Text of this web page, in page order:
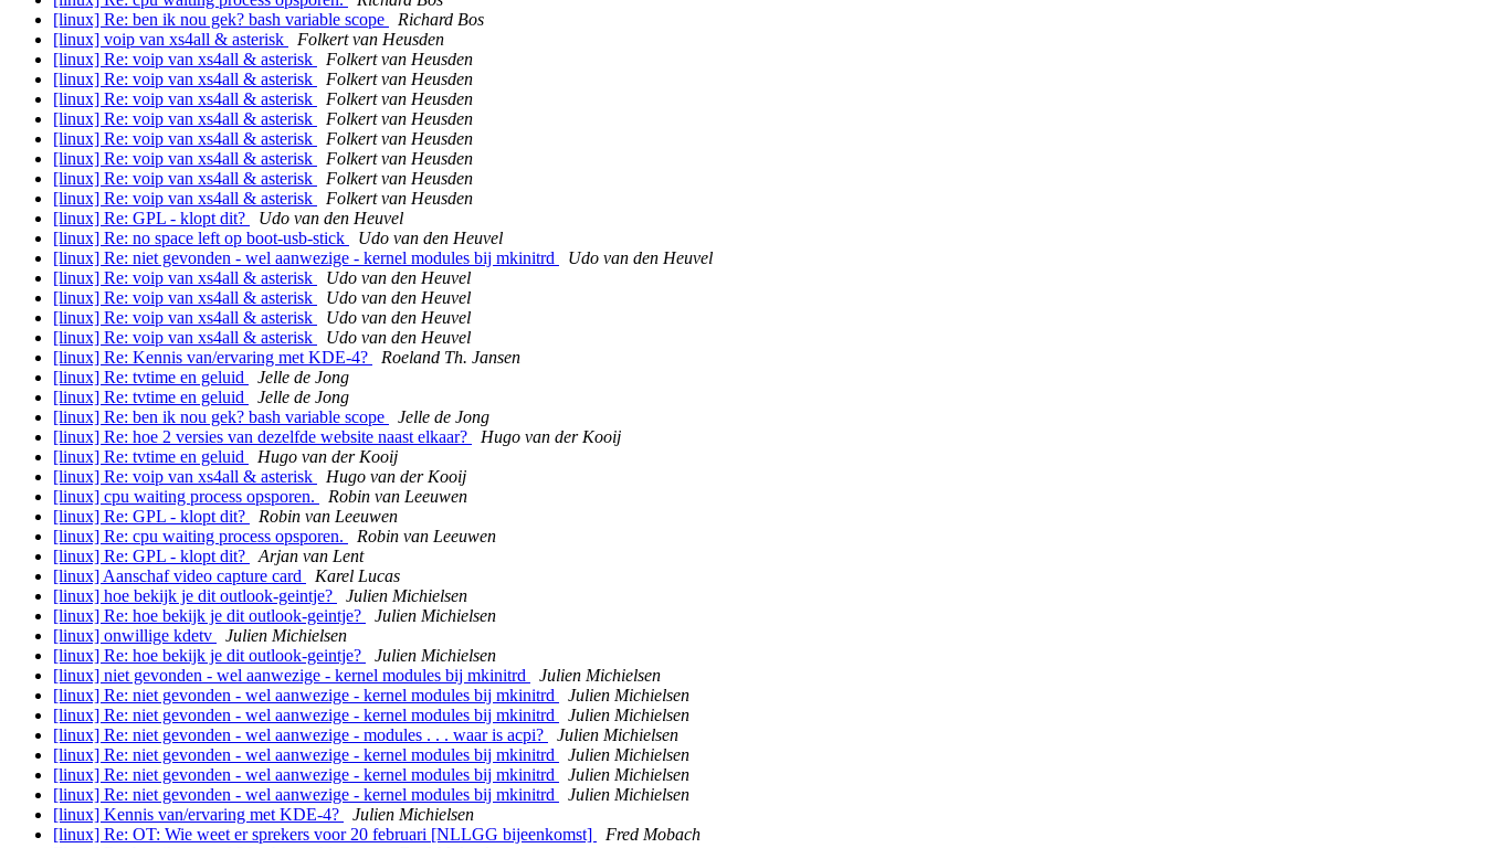
[linux] Re: ben ik nou gek? bash variable scope
Richard Bos
[linux] voip van xs4all & asterisk
Folkert van Heusden
[linux] Re: voip van xs4all & asterisk
Folkert van Heusden
[linux] Re: voip van xs4all & asterisk
Folkert van Heusden
[linux] Re: voip van xs4all & asterisk
Folkert van Heusden
[linux] Re: voip van xs4all & asterisk
Folkert van Heusden
[linux] Re: voip van xs4all & asterisk
Folkert van Heusden
[linux] Re: voip van xs4all & asterisk
Folkert van Heusden
[linux] Re: voip van xs4all & asterisk
Folkert van Heusden
[linux] Re: voip van xs4all & asterisk
Folkert van Heusden
[linux] Re: GPL - klopt dit?
Udo van den Heuvel
[linux] Re: no space left op boot-usb-stick
Udo van den Heuvel
[linux] Re: niet gevonden - wel aanwezige - kernel modules bij mkinitrd
Udo van den Heuvel
[linux] Re: voip van xs4all & asterisk
Udo van den Heuvel
[linux] Re: voip van xs4all & asterisk
Udo van den Heuvel
[linux] Re: voip van xs4all & asterisk
Udo van den Heuvel
[linux] Re: voip van xs4all & asterisk
Udo van den Heuvel
[linux] Re: Kennis van/ervaring met KDE-4?
Roeland Th. Jansen
[linux] Re: tvtime en geluid
Jelle de Jong
[linux] Re: tvtime en geluid
Jelle de Jong
[linux] Re: ben ik nou gek? bash variable scope
Jelle de Jong
[linux] Re: hoe 2 versies van dezelfde website naast elkaar?
Hugo van der Kooij
[linux] Re: tvtime en geluid
Hugo van der Kooij
[linux] Re: voip van xs4all & asterisk
Hugo van der Kooij
[linux] cpu waiting process opsporen.
Robin van Leeuwen
[linux] Re: GPL - klopt dit?
Robin van Leeuwen
[linux] Re: cpu waiting process opsporen.
Robin van Leeuwen
[linux] Re: GPL - klopt dit?
Arjan van Lent
[linux] Aanschaf video capture card
Karel Lucas
[linux] hoe bekijk je dit outlook-geintje?
Julien Michielsen
[linux] Re: hoe bekijk je dit outlook-geintje?
Julien Michielsen
[linux] onwillige kdetv
Julien Michielsen
[linux] Re: hoe bekijk je dit outlook-geintje?
Julien Michielsen
[linux] niet gevonden - wel aanwezige - kernel modules bij mkinitrd
Julien Michielsen
[linux] Re: niet gevonden - wel aanwezige - kernel modules bij mkinitrd
Julien Michielsen
[linux] Re: niet gevonden - wel aanwezige - kernel modules bij mkinitrd
Julien Michielsen
[linux] Re: niet gevonden - wel aanwezige - modules . . . waar is acpi?
Julien Michielsen
[linux] Re: niet gevonden - wel aanwezige - kernel modules bij mkinitrd
Julien Michielsen
[linux] Re: niet gevonden - wel aanwezige - kernel modules bij mkinitrd
Julien Michielsen
[linux] Re: niet gevonden - wel aanwezige - kernel modules bij mkinitrd
Julien Michielsen
[linux] Kennis van/ervaring met KDE-4?
Julien Michielsen
[linux] Re: OT: Wie weet er sprekers voor 20 februari [NLLGG bijeenkomst]
Fred Mobach